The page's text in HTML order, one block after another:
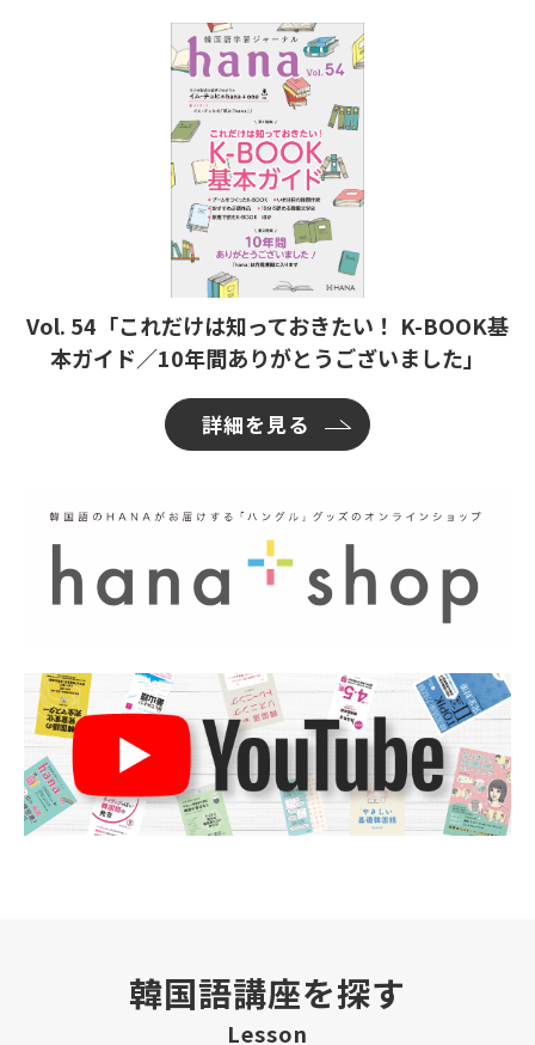
Vol. 54「これだけは知っておきたい！ K-BOOK基
本ガイド／10年間ありがとうございました」
詳細を見る
韓国語講座を探す
Lesson